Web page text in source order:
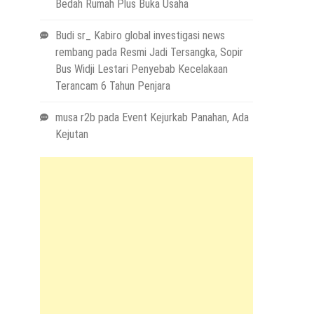
Bedah Rumah Plus Buka Usaha
Budi sr_ Kabiro global investigasi news
rembang pada Resmi Jadi Tersangka, Sopir
Bus Widji Lestari Penyebab Kecelakaan
Terancam 6 Tahun Penjara
musa r2b pada Event Kejurkab Panahan, Ada
Kejutan